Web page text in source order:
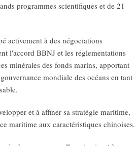
programmes scientifiques et de 21
activement à des négociations
l'accord BBNJ et les réglementations
minérales des fonds marins, apportant
mondiale des océans en tant
et à affiner sa stratégie maritime,
maritime aux caractéristiques chinoises.